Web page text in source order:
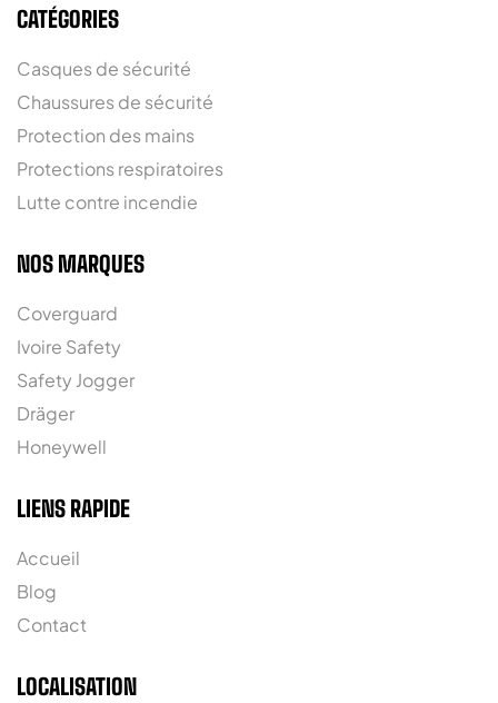
CATÉGORIES
Casques de sécurité
Chaussures de sécurité
Protection des mains
Protections respiratoires
Lutte contre incendie
NOS MARQUES
Coverguard
Ivoire Safety
Safety Jogger
Dräger
Honeywell
LIENS RAPIDE
Accueil
Blog
Contact
LOCALISATION